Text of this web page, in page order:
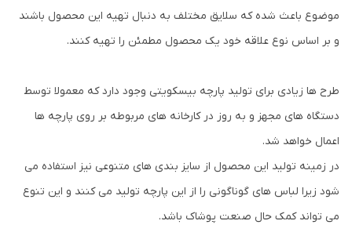
موضوع باعث شده که سلایق مختلف به دنبال تهیه این محصول باشند
و بر اساس نوع علاقه خود یک محصول مطمئن را تهیه کنند.
طرح ها زیادی برای تولید پارچه بیسکویتی وجود دارد که معمولا توسط
دستگاه های مجهز و به روز در کارخانه های مربوطه بر روی پارچه ها
اعمال خواهد شد.
در زمینه تولید این محصول از سایز بندی های متنوعی نیز استفاده می
شود زیرا لباس های گوناگونی را از این پارچه تولید می کنند و این تنوع
می تواند کمک حال صنعت پوشاک باشد.